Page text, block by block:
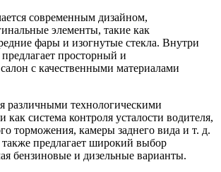
современным дизайном,
элементы, такие как
фары и изогнутые стекла. Внутри
просторный и
с качественными материалами
различными технологическими
система контроля усталости водителя,
торможения, камеры заднего вида и т. д.
предлагает широкий выбор
бензиновые и дизельные варианты.